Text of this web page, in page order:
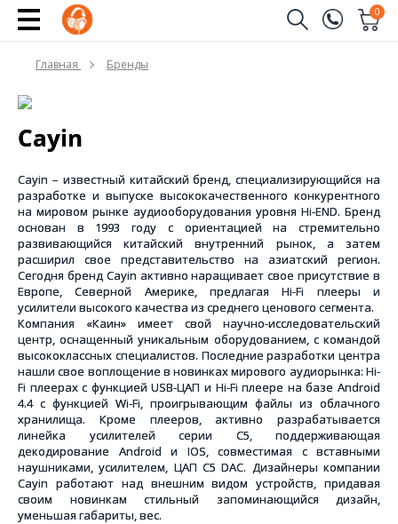
0
Имя
Телефон
Отправить
Главная Бренды
Cayin
Cayin – известный китайский бренд, специализирующийся на
разработке и выпуске высококачественного конкурентного
на мировом рынке аудиооборудования уровня Hi-END. Бренд
основан в 1993 году с ориентацией на стремительно
развивающийся китайский внутренний рынок, а затем
расширил свое представительство на азиатский регион.
Сегодня бренд Cayin активно наращивает свое присутствие в
Европе, Северной Америке, предлагая Hi-Fi плееры и
усилители высокого качества из среднего ценового сегмента.
Компания «Каин» имеет свой научно-исследовательский
центр, оснащенный уникальным оборудованием, с командой
высококлассных специалистов. Последние разработки центра
нашли свое воплощение в новинках мирового аудиорынка: Hi-
Fi плеерах с функцией USB-ЦАП и Hi-Fi плеере на базе Android
4.4 с функцией Wi-Fi, проигрывающим файлы из облачного
хранилища. Кроме плееров, активно разрабатывается
линейка усилителей серии C5, поддерживающая
декодирование Android и IOS, совместимая с вставными
наушниками, усилителем, ЦАП С5 DAC. Дизайнеры компании
Cayin работают над внешним видом устройств, придавая
своим новинкам стильный запоминающийся дизайн,
уменьшая габариты, вес.